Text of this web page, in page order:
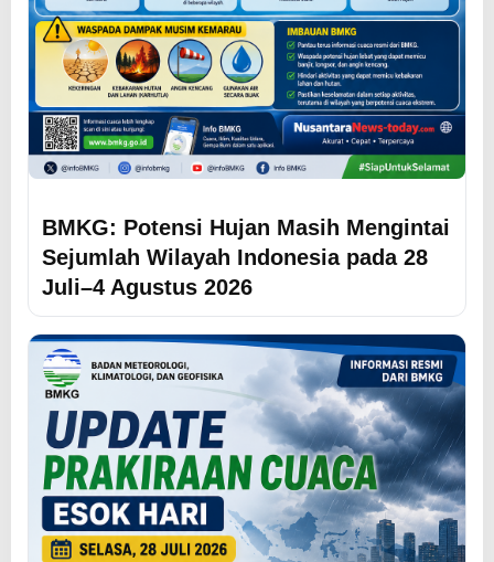
BMKG: Potensi Hujan Masih Mengintai
Sejumlah Wilayah Indonesia pada 28
Juli–4 Agustus 2026